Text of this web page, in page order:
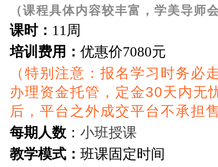
（课程具体内容较丰富，学美导师
课时： 11周
培训费用： 优惠价7080元
（特别注意：报名学习时务必
办理资金托管，定金30天内无
后，平台之外成交平台不承担
每期人数 ： 小班授课
教学模式： 班课固定时间